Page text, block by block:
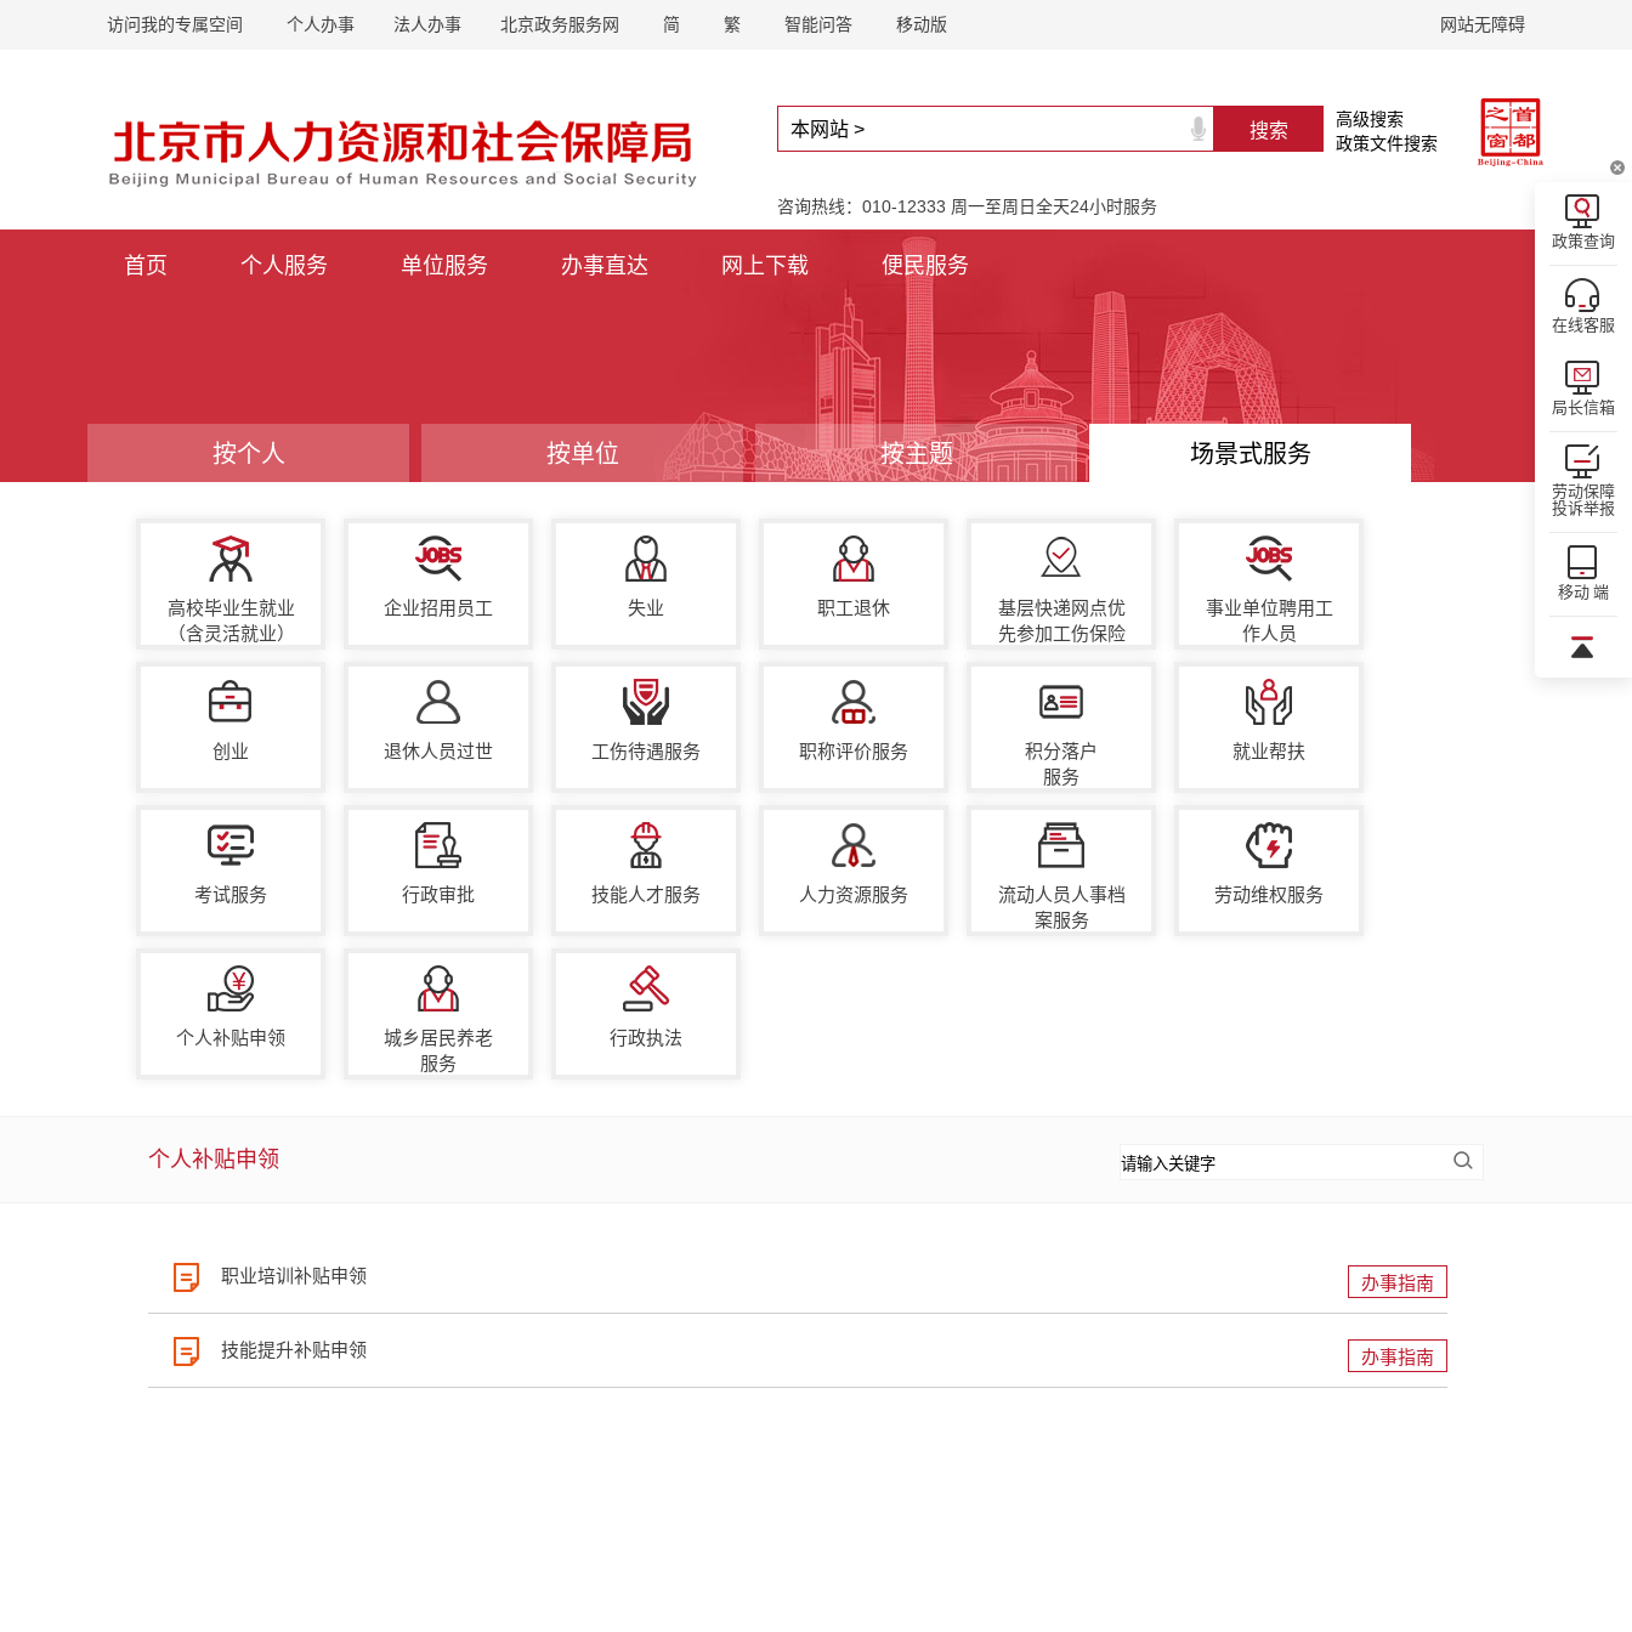
访问我的专属空间 个人办事 法人办事 北京政务服务网 简 繁 智能问答 移动版 网站无障碍
高级搜索
政策文件搜索
咨询热线：010-12333 周一至周日全天24小时服务
首页 个人服务 单位服务 办事直达 网上下载 便民服务
按个人 按单位 按主题 场景式服务
高校毕业生就业
（含灵活就业）
企业招用员工 失业 职工退休
基层快递网点优
先参加工伤保险
事业单位聘用工
作人员
创业 退休人员过世 工伤待遇服务 职称评价服务
积分落户
服务
就业帮扶
考试服务 行政审批 技能人才服务 人力资源服务
流动人员人事档
案服务
劳动维权服务
个人补贴申领
城乡居民养老
服务
行政执法
个人补贴申领
职业培训补贴申领 办事指南
技能提升补贴申领 办事指南
政策查询
在线客服
局长信箱
劳动保障
投诉举报
移动 端